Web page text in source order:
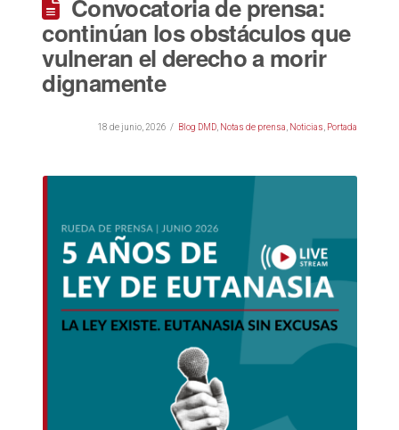
Convocatoria de prensa:
continúan los obstáculos que
vulneran el derecho a morir
dignamente
18 de junio, 2026 Blog DMD, Notas de prensa Noticias Portada